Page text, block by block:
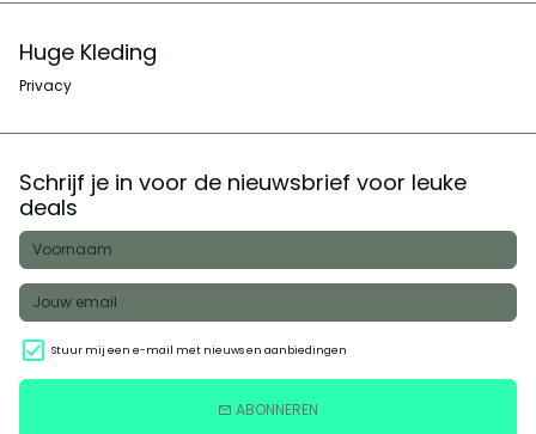
Huge Kleding
Privacy
Schrijf je in voor de nieuwsbrief voor leuke
deals
Stuur mij een e-mail met nieuws en aanbiedingen
email ABONNEREN